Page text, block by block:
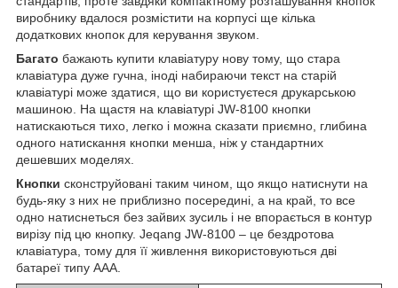
виробнику вдалося розмістити на корпусі ще кілька
додаткових кнопок для керування звуком.
Багато бажають купити клавіатуру нову тому, що стара
клавіатура дуже гучна, іноді набираючи текст на старій
клавіатурі може здатися, що ви користуєтеся друкарською
машиною. На щастя на клавіатурі JW-8100 кнопки
натискаються тихо, легко і можна сказати приємно, глибина
одного натискання кнопки менша, ніж у стандартних
дешевших моделях.
Кнопки сконструйовані таким чином, що якщо натиснути на
будь-яку з них не приблизно посередині, а на край, то все
одно натиснеться без зайвих зусиль і не впорається в контур
вирізу під цю кнопку. Jeqang JW-8100 – це бездротова
клавіатура, тому для її живлення використовуються дві
батареї типу ААА.